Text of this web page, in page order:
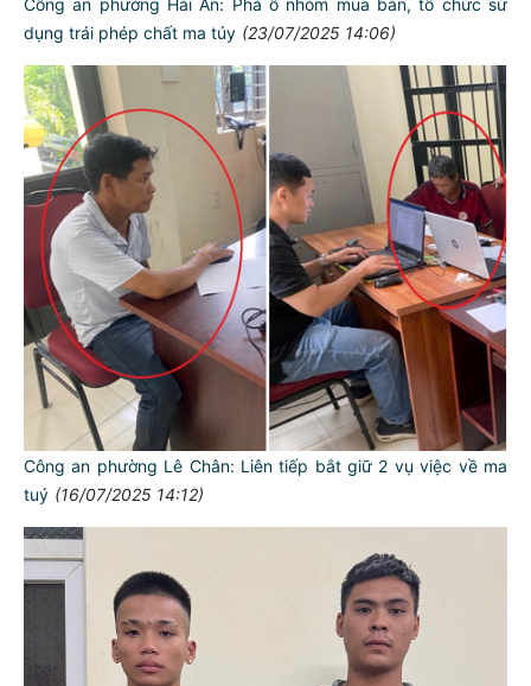
Công an phường Hải An: Phá ổ nhóm mua bán, tổ chức sử
dụng trái phép chất ma túy (23/07/2025 14:06)
Công an phường Lê Chân: Liên tiếp bắt giữ 2 vụ việc về ma
tuý (16/07/2025 14:12)